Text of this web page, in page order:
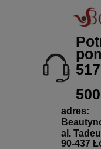
adres:
al.
90-437